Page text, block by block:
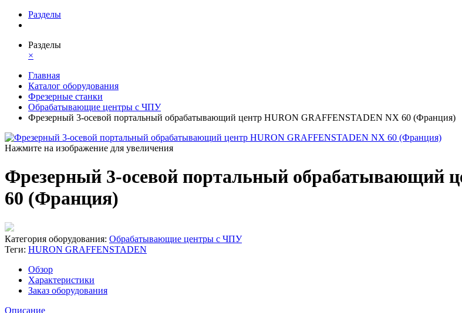
Разделы
Разделы
×
Главная
Каталог оборудования
Фрезерные станки
Обрабатывающие центры с ЧПУ
Фрезерный 3-осевой портальный обрабатывающий центр HURON GRAFFENSTADEN NX 60 (Франция)
Нажмите на изображение для увеличения
Фрезерный 3-осевой портальный обрабатывающий
60 (Франция)
Категория оборудования: Обрабатывающие центры с ЧПУ
Теги: HURON GRAFFENSTADEN
Обзор
Характеристики
Заказ оборудования
Описание